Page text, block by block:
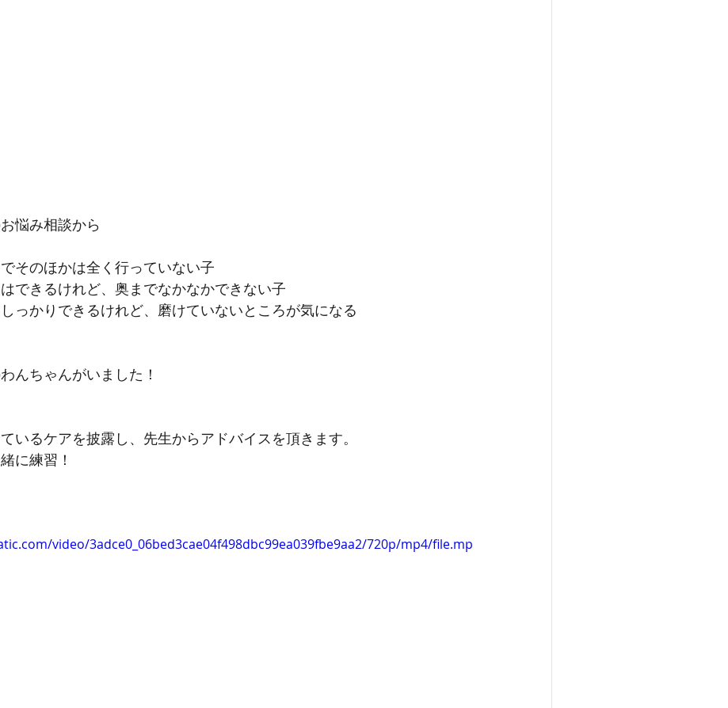
悩み相談から
そのほかは全く行っていない子
できるけれど、奥までなかなかできない子
っかりできるけれど、磨けていないところが気になる
んちゃんがいました！
いるケアを披露し、先生からアドバイスを頂きます。
に練習！
video/3adce0_06bed3cae04f498dbc99ea039fbe9aa2/720p/mp4/file.mp